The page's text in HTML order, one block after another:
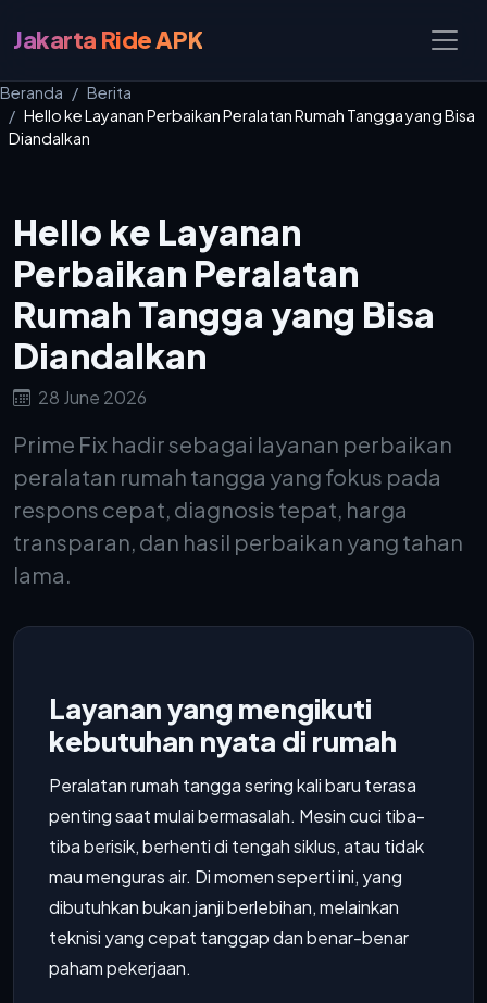
Jakarta Ride APK
Beranda
Berita
Hello ke Layanan Perbaikan Peralatan Rumah Tangga yang Bisa
Diandalkan
Hello ke Layanan
Perbaikan Peralatan
Rumah Tangga yang Bisa
Diandalkan
28 June 2026
Prime Fix hadir sebagai layanan perbaikan
peralatan rumah tangga yang fokus pada
respons cepat, diagnosis tepat, harga
transparan, dan hasil perbaikan yang tahan
lama.
Layanan yang mengikuti
kebutuhan nyata di rumah
Peralatan rumah tangga sering kali baru terasa
penting saat mulai bermasalah. Mesin cuci tiba-
tiba berisik, berhenti di tengah siklus, atau tidak
mau menguras air. Di momen seperti ini, yang
dibutuhkan bukan janji berlebihan, melainkan
teknisi yang cepat tanggap dan benar-benar
paham pekerjaan.